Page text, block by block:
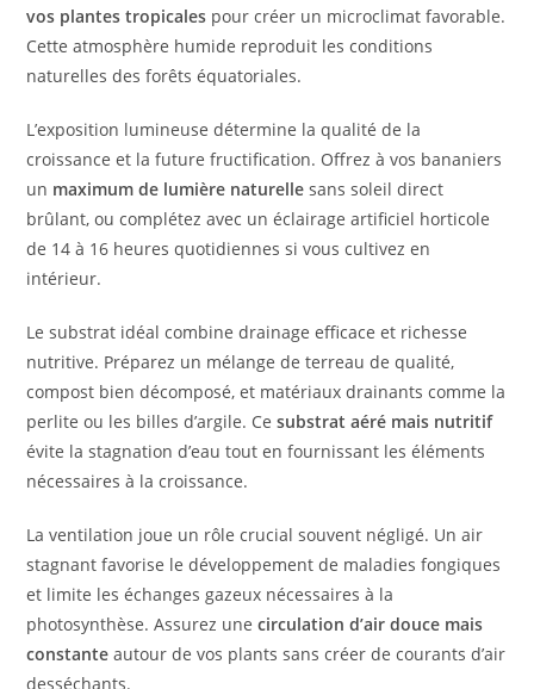
vos plantes tropicales pour créer un microclimat favorable.
Cette atmosphère humide reproduit les conditions
naturelles des forêts équatoriales.
L’exposition lumineuse détermine la qualité de la
croissance et la future fructification. Offrez à vos bananiers
un maximum de lumière naturelle sans soleil direct
brûlant, ou complétez avec un éclairage artificiel horticole
de 14 à 16 heures quotidiennes si vous cultivez en
intérieur.
Le substrat idéal combine drainage efficace et richesse
nutritive. Préparez un mélange de terreau de qualité,
compost bien décomposé, et matériaux drainants comme la
perlite ou les billes d’argile. Cesubstrat aéré mais nutritif
évite la stagnation d’eau tout en fournissant les éléments
nécessaires à la croissance.
La ventilation joue un rôle crucial souvent négligé. Un air
stagnant favorise le développement de maladies fongiques
et limite les échanges gazeux nécessaires à la
photosynthèse. Assurez unecirculation d’air douce mais
constante autour de vos plants sans créer de courants d’air
desséchants.